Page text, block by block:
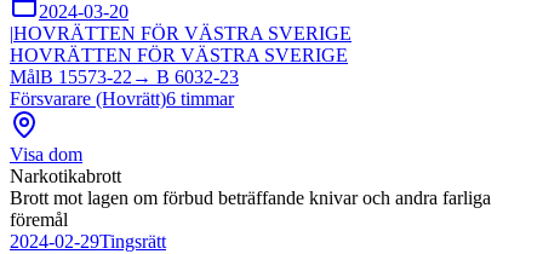
2024-03-20
|HOVRÄTTEN FÖR VÄSTRA SVERIGE
HOVRÄTTEN FÖR VÄSTRA SVERIGE
MålB 15573-22 → B 6032-23
Försvarare (Hovrätt)6 timmar
Visa dom
Narkotikabrott
Brott mot lagen om förbud beträffande knivar och andra farliga
föremål
2024-02-29Tingsrätt